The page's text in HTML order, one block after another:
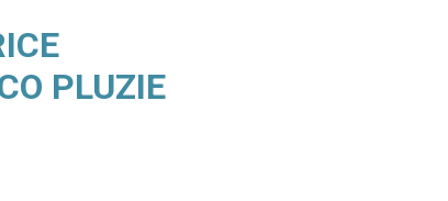
PLUZIE